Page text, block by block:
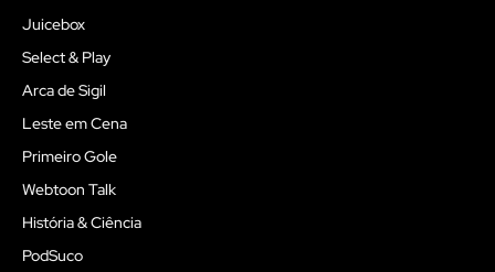
Juicebox
Select & Play
Arca de Sigil
Leste em Cena
Primeiro Gole
Webtoon Talk
História & Ciência
PodSuco